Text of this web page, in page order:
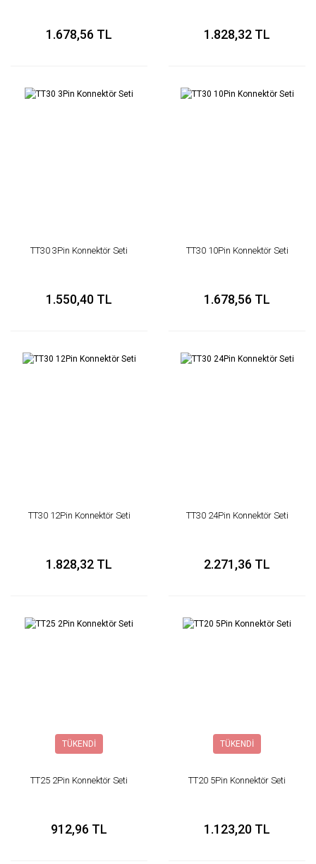
1.678,56 TL 1.828,32 TL
TT30 3Pin Konnektör Seti
1.550,40 TL
TT30 10Pin Konnektör Seti
1.678,56 TL
TT30 12Pin Konnektör Seti
1.828,32 TL
TT30 24Pin Konnektör Seti
2.271,36 TL
TÜKENDİ
TT25 2Pin Konnektör Seti
912,96 TL
TÜKENDİ
TT20 5Pin Konnektör Seti
1.123,20 TL